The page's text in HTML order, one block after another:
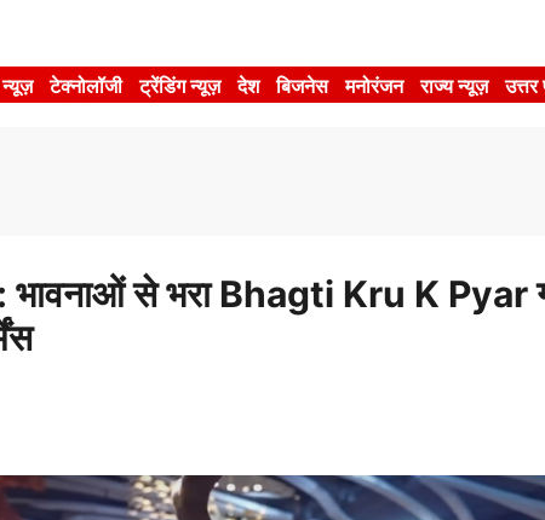
टेक्नोलॉजी ट्रेंडिंग न्यूज़ देश बिजनेस मनोरंजन राज्य न्यूज़
से भरा Bhagti Kru K Pyar